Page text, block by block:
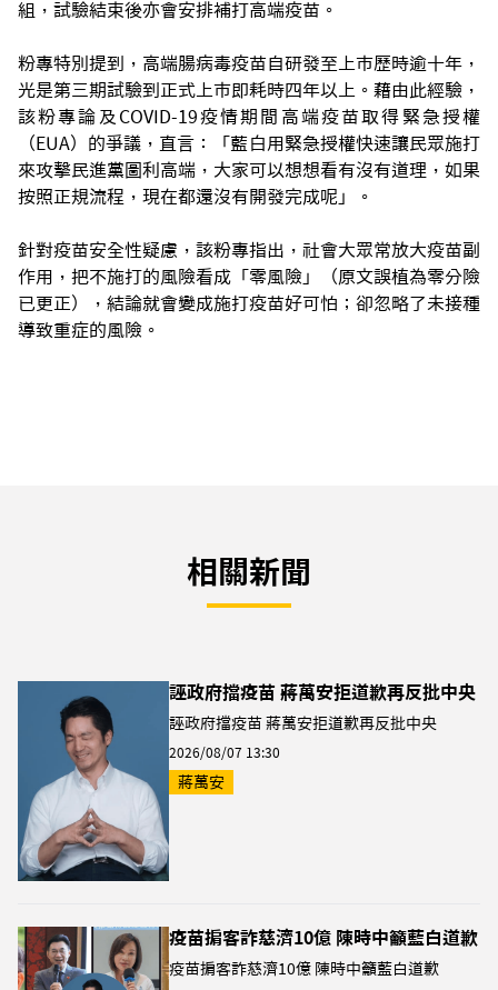
組，試驗結束後亦會安排補打高端疫苗。
粉專特別提到，高端腸病毒疫苗自研發至上市歷時逾十年，
光是第三期試驗到正式上市即耗時四年以上。藉由此經驗，
該粉專論及COVID-19疫情期間高端疫苗取得緊急授權
（EUA）的爭議，直言：「藍白用緊急授權快速讓民眾施打
來攻擊民進黨圖利高端，大家可以想想看有沒有道理，如果
按照正規流程，現在都還沒有開發完成呢」。
針對疫苗安全性疑慮，該粉專指出，社會大眾常放大疫苗副
作用，把不施打的風險看成「零風險」（原文誤植為零分險
已更正），結論就會變成施打疫苗好可怕；卻忽略了未接種
導致重症的風險。
相關新聞
誣政府擋疫苗 蔣萬安拒道歉再反批中央
誣政府擋疫苗 蔣萬安拒道歉再反批中央
2026/08/07 13:30
蔣萬安
疫苗掮客詐慈濟10億 陳時中籲藍白道歉
疫苗掮客詐慈濟10億 陳時中籲藍白道歉